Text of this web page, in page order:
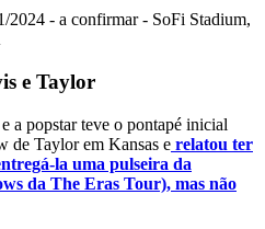
2024 - a confirmar - SoFi Stadium,
e Taylor
a popstar teve o pontapé inicial
de Taylor em Kansas e relatou ter
la uma pulseira da
da The Eras Tour), mas não